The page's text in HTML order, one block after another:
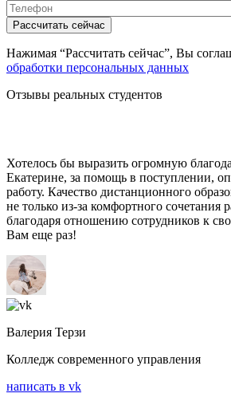
Нажимая “Рассчитать сейчас”, Вы
обработки персональных данных
Отзывы реальных студентов
Хотелось бы выразить огромную
Екатерине, за помощь в поступлении,
работу. Качество дистанционного
не только из-за комфортного сочетания
благодаря отношению сотрудников к
Вам еще раз!
Валерия Терзи
Колледж современного управления
написать в vk